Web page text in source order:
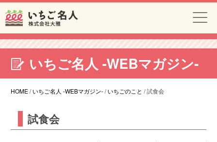
いちご名人 -WEBマガジン-
HOME/いちご名人 -WEBマガジン-/いちごのこと /試食会
試食会